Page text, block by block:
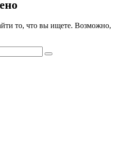
то, что вы ищете. Возможно,